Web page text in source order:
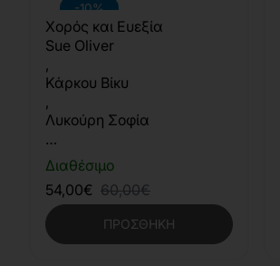
-10%
Διαθέσιμο
Χορός και Ευεξία
Sue Oliver
,
Κάρκου Βίκυ
,
Λυκούρη Σοφία
…
54,00€ 60,00€
ΠΡΟΣΘΉΚΗ